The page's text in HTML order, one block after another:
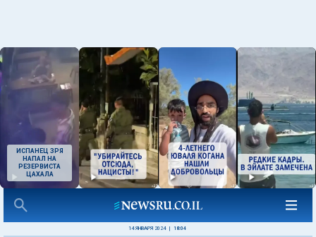
ИСПАНЕЦ ЗРЯ
НАПАЛ НА
РЕЗЕРВИСТА
ЦАХАЛА
14 ЯНВАРЯ 2024 18:04